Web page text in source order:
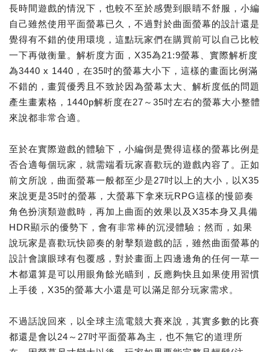
長時間遊戲的情況下，也較不至於感覺到眼睛不舒服，小編
自己雖然使用平面螢幕已久，不過對於曲面螢幕的設計還是
覺得有不錯的使用環境，這點玩家們在購買前可以自己比較
一下再做衡量。解析度方面，X35為21:9螢幕、實際解析度
為3440 x 1440，在35吋的螢幕大小下，這樣的畫面比例滿
不錯的，畫質優秀且不致於因為螢幕太大、解析度低的問題
產生畫素格，1440p解析度在27～35吋左右的螢幕大小整體
來說都非常合適。
至於在實際遊戲的體驗下，小編倒是覺得這樣的螢幕比例是
否合適每個玩家，就需端看玩家喜歡玩的遊戲內容了。正如
前文所說，曲面螢幕一般都至少是27吋以上的大小，以X35
來說更是35吋的螢幕，大螢幕下拿來玩RPG這樣的慢節奏
角色扮演類遊戲時，再加上曲面的效果以及X35本身又具備
HDR顯示的優勢下，會有非常棒的沉浸體驗；然而，如果
說玩家是喜歡玩快節奏的射擊類遊戲的話，雖然曲面螢幕的
設計會讓眼球有包覆感，對於畫面上四邊邊角的任何一草一
木都還算是可以用眼角餘光瞄到，反應夠快且如果使用習慣
上手後，X35的螢幕大小還是可以滿足部分玩家需求。
不過話說回來，以全球主流電競大賽來說，其實多數的比賽
都還是會以24～27吋平面螢幕為主，也不無它的道理所